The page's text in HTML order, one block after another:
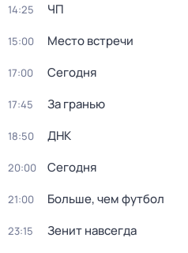
14:25 ЧП
15:00 Место встречи
17:00 Сегодня
17:45 За гранью
18:50 ДНК
20:00 Сегодня
21:00 Больше, чем футбол
23:15 Зенит навсегда